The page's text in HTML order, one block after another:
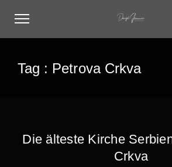
Tag : Petrova Crkva
Die älteste Kirche
Crkva